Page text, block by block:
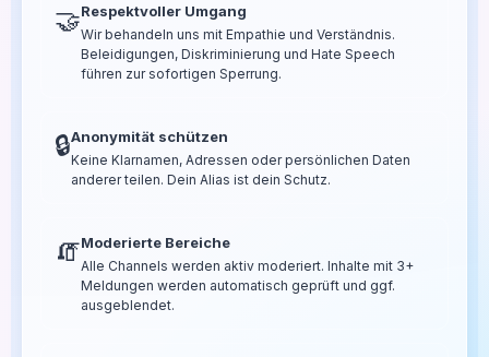
🤝Respektvoller Umgang
Wir behandeln uns mit Empathie und Verständnis.
Beleidigungen, Diskriminierung und Hate Speech
führen zur sofortigen Sperrung.
🔒Anonymität schützen
Keine Klarnamen, Adressen oder persönlichen Daten
anderer teilen. Dein Alias ist dein Schutz.
🧯Moderierte Bereiche
Alle Channels werden aktiv moderiert. Inhalte mit 3+
Meldungen werden automatisch geprüft und ggf.
ausgeblendet.